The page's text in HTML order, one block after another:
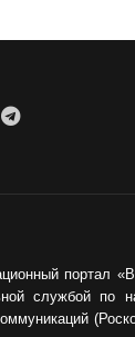
портал
службой по